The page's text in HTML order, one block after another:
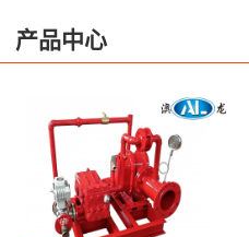
专业的泡
高性能的泡
善的售后技
为工业企业
产品中心